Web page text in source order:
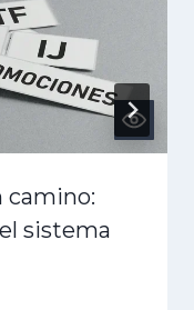
camino:
sistema